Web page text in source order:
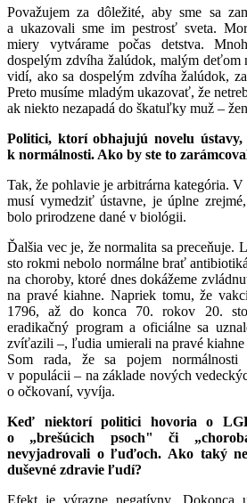
Považujem za dôležité, aby sme sa
a ukazovali sme im pestrosť sveta.
miery vytvárame počas detstva.
dospelým zdvíha žalúdok, malým
vidí, ako sa dospelým zdvíha žalúdok,
Preto musíme mladým ukazovať, že
ak niekto nezapadá do škatuľky muž –
Politici, ktorí obhajujú novelu
k normálnosti. Ako by ste to
Tak, že pohlavie je arbitrárna kategória.
musí vymedziť ústavne, je úplne
bolo prirodzene dané v biológii.
Ďalšia vec je, že normalita sa preceňuje.
sto rokmi nebolo normálne brať
na choroby, ktoré dnes dokážeme
na pravé kiahne. Napriek tomu, že
1796, až do konca 70. rokov 20.
eradikačný program a oficiálne sa
zvíťazili –, ľudia umierali na pravé kiahne
Som rada, že sa pojem
v populácii – na základe nových
o očkovaní, vyvíja.
Keď niektorí politici hovoria o
o „brešúcich psoch" či
nevyjadrovali o ľuďoch. Ako taký
duševné zdravie ľudí?
Efekt je výrazne negatívny. Dokonca